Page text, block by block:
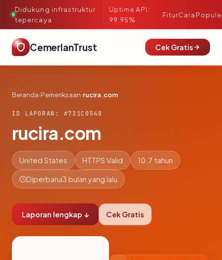
Didukung infrastruktur
tepercaya
·
Uptime API:
99.95%
FiturCara
CemerlanTrust Cek Gratis
Beranda›Pemeriksaan›rucira.com
ID LAPORAN: #731C0548
rucira.com
United States HTTPS Valid 10.7 tahun
Diperbarui3 bulan yang lalu
Laporan lengkap ↓ Cek Gratis